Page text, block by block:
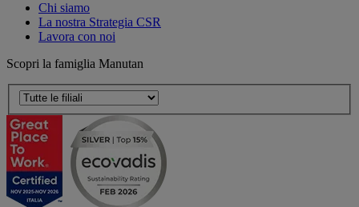
Chi siamo
La nostra Strategia CSR
Lavora con noi
Scopri la famiglia Manutan